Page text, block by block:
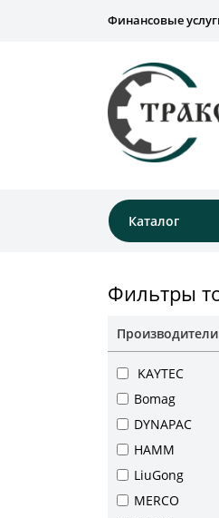
Финансовые
Каталог
Фильтры
Производители
KAYTEC
Bomag
DYNAPAC
HAMM
LiuGong
MERCO